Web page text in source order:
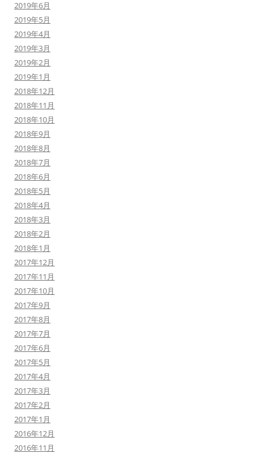
2019年6月
2019年5月
2019年4月
2019年3月
2019年2月
2019年1月
2018年12月
2018年11月
2018年10月
2018年9月
2018年8月
2018年7月
2018年6月
2018年5月
2018年4月
2018年3月
2018年2月
2018年1月
2017年12月
2017年11月
2017年10月
2017年9月
2017年8月
2017年7月
2017年6月
2017年5月
2017年4月
2017年3月
2017年2月
2017年1月
2016年12月
2016年11月